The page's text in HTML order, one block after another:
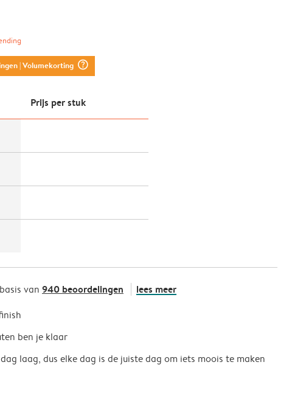
| Volumekorting question_mark_circle
Prijs per stuk
van 940 beoordelingen lees meer
ben je klaar
laag, dus elke dag is de juiste dag om iets moois te maken